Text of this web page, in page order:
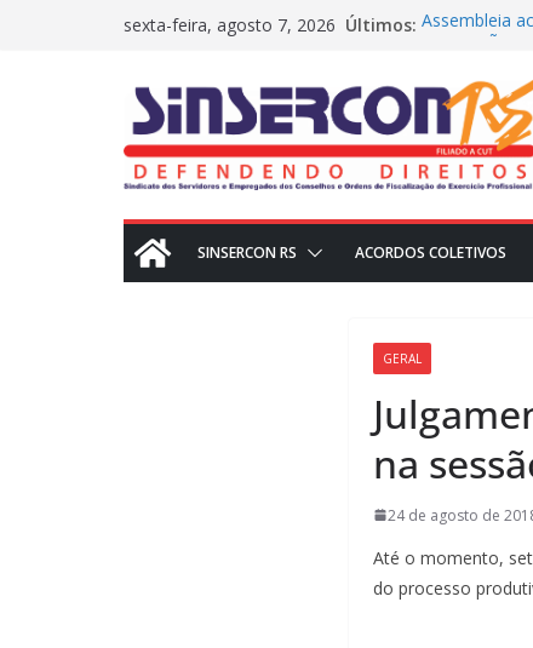
sexta-feira, agosto 7, 2026 Últimos: Assembleia
Dissídio 2025
PROTESTO
SINSERCON RS ACORDOS COLETIVOS
GERAL
na
24 de agosto de
Até o momento,
do processo